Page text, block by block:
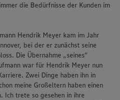
die Bedürfnisse der Kunden im
Hendrik Meyer kam im Jahr
bei der er zunächst seine
Die Übernahme „seines“
war für Hendrik Meyer nun
Zwei Dinge haben ihn in
meine Großeltern haben einen
Ich trete so gesehen in ihre